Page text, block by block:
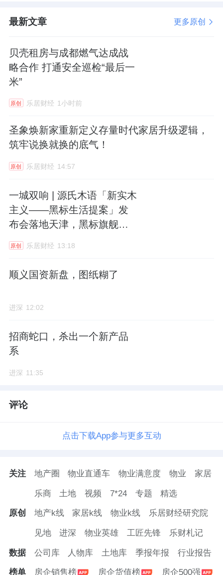
最新文章 更多原创
贝壳租房与成都燃气达成战
略合作 打通安全巡检“最后一
米”
原创 乐居财经 1小时前
圣象焕新家重新定义存量时代家居升级逻辑，
筑牢说换就换的底气！
原创 乐居财经 14:57
一城双响 | 源氏木语「新实木
主义——黑标生活提案」发
布会落地天津，黑标旗舰店
盛大启幕
原创 乐居财经 13:18
顺义国资新盘，图纸糊了
进深 12:02
招商蛇口，杀出一个新产品
系
进深 11:35
评论
点击下载App参与更多互动
关注 地产圈 物业直通车 物业满意度 物业 家居
乐商 土地 视频 7*24 专题 精选
原创 地产k线 家居k线 物业k线 乐居财经研究院
见地 进深 物业英雄 工匠先锋 乐财札记
数据 公司库 人物库 土地库 季报年报 行业报告
榜单 房企销售榜 房企货值榜 房企500强